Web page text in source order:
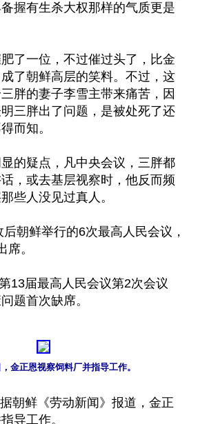
握有生杀大权那样的气质更是
了一位，不过催过头了，比金
了朝鲜高层的笑料。不过，这
胖的妻子李雪主带来痛苦，因
三胖出了问题，是被处死了还
而知。
的疑点，凡中央会议，三胖都
，或去基层视察时，他反而频
些人没见过真人。
朝鲜举行的6次最高人民会议，
席。
13届最高人民会议第2次会议
题首次缺席。
金正恩视察饲料厂并指导工作。
朝鲜《劳动新闻》报道，金正
导工作。